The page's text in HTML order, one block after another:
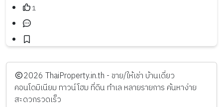
1
️2026 ThaiProperty.in.th - ขาย/ให้เช่า บ้านเดี่ยว
คอนโดมิเนียม ทาวน์โฮม ที่ดิน ทำเล หลายรายการ ค้นหาง่าย
สะดวกรวดเร็ว